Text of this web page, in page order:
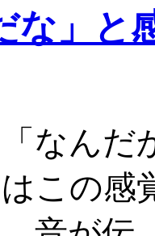
な」と
なんだ
この